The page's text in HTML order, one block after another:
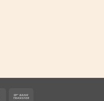
MasterCard